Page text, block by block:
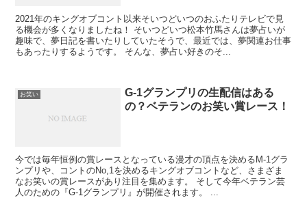
2021年のキングオブコント以来そいつどいつのおふたりテレビで見
る機会が多くなりましたね！ そいつどいつ松本竹馬さんは夢占いが
趣味で、夢日記を書いたりしていたそうで、最近では、夢関連お仕事
もあったりするようです。 そんな、夢占い好きのそ...
お笑い
G-1グランプリの生配信はある
の？ベテランのお笑い賞レース！
今では毎年恒例の賞レースとなっている漫才の頂点を決めるM-1グラ
ンプリや、コントのNo,1を決めるキングオブコントなど、さまざま
なお笑いの賞レースがあり注目を集めます。 そして今年ベテラン芸
人のための『G-1グランプリ』が開催されます。 ...